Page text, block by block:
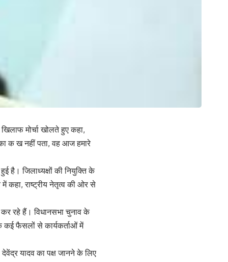
मोर्चा खोलते हुए कहा,
का क ख नहीं पता, वह आज हमारे
है। जिलाध्यक्षों की नियुक्ति के
में कहा, राष्ट्रीय नेतृत्व की ओर से
कर रहे हैं। विधानसभा चुनाव के
कई फैसलों से कार्यकर्ताओं में
यादव का पक्ष जानने के लिए